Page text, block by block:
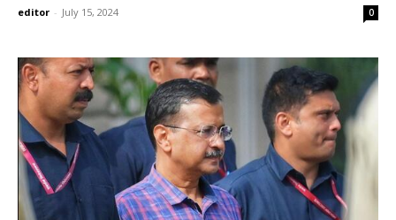
editor - July 15, 2024 0